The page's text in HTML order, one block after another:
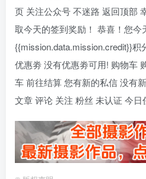
页 关注公众号 不迷路 返回顶部
取今天的签到奖励！ 恭喜！您今
{{mission.data.mission.credit}}积
优惠劵 没有优惠劵可用! 购物车
车 前往结算 您有新的私信 没有
文章 评论 关注 粉丝 未认证 今日